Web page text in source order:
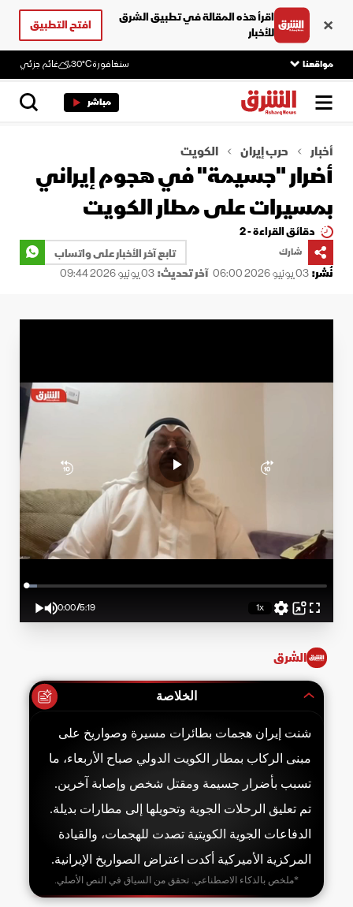
اقرأ هذه المقالة في تطبيق الشرق
للأخبار
افتح التطبيق
مواقعنا سنغافورة30°C غائم جزئي
مباشر
أخبار حرب إيران الكويت
أضرار "جسيمة" في هجوم إيراني
بمسيرات على مطار الكويت
دقائق القراءة - 2
شارك
تابع آخر الأخبار على واتساب
نُشر:03 يونيو 2026 06:00 آخر تحديث:03 يونيو 2026 09:44
PlayMute
Current
0:00/
Duration
5:19
Loaded:
1xPlayback
Rate
Picture-
in-
Fullscreen
الشرق
الخلاصة
شنت إيران هجمات بطائرات مسيرة وصواريخ على
مبنى الركاب بمطار الكويت الدولي صباح الأربعاء، ما
تسبب بأضرار جسيمة ومقتل شخص وإصابة آخرين.
تم تعليق الرحلات الجوية وتحويلها إلى مطارات بديلة.
الدفاعات الجوية الكويتية تصدت للهجمات، والقيادة
المركزية الأميركية أكدت اعتراض الصواريخ الإيرانية.
*ملخص بالذكاء الاصطناعي. تحقق من السياق في النص الأصلي.